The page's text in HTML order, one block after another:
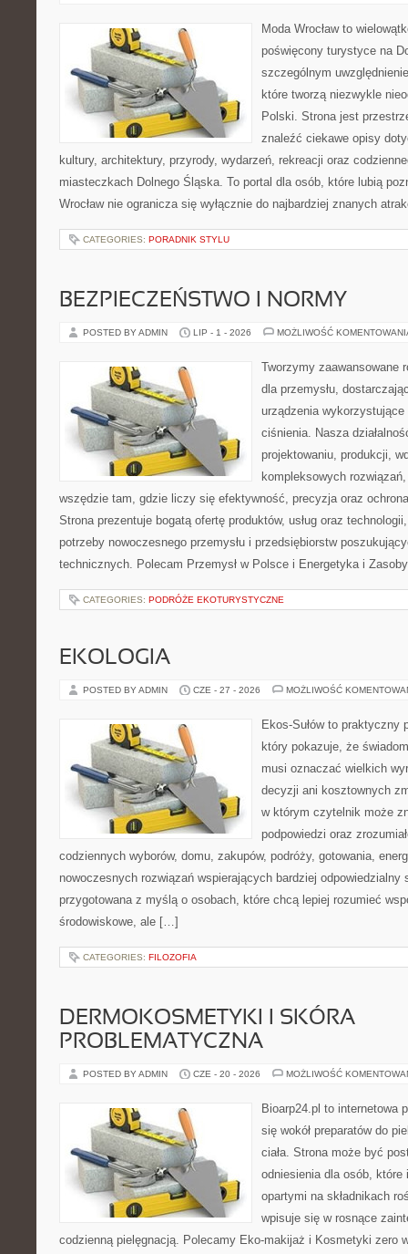
Moda Wrocław to
poświęcony turystyce na
szczególnym
które tworzą niezwykle
Polski. Strona jest
znaleźć ciekawe opisy
kultury, architektury, przyrody, wydarzeń, rekreacji oraz
miasteczkach Dolnego Śląska. To portal dla osób, które lubią
Wrocław nie ogranicza się wyłącznie do najbardziej znanych
CATEGORIES: PORADNIK STYLU
BEZPIECZEŃSTWO I NORMY
POSTED BY ADMIN LIP - 1 - 2026 MOŻLIWOŚĆ
Tworzymy zaawansowane
dla przemysłu,
urządzenia
ciśnienia. Nasza
projektowaniu, produkcji,
kompleksowych
wszędzie tam, gdzie liczy się efektywność, precyzja oraz
Strona prezentuje bogatą ofertę produktów, usług oraz
potrzeby nowoczesnego przemysłu i przedsiębiorstw
technicznych. Polecam Przemysł w Polsce i Energetyka i
CATEGORIES: PODRÓŻE EKOTURYSTYCZNE
EKOLOGIA
POSTED BY ADMIN CZE - 27 - 2026 MOŻLIWOŚĆ
Ekos-Sułów to praktyczny
który pokazuje, że
musi oznaczać wielkich
decyzji ani kosztownych
w którym czytelnik może
podpowiedzi oraz
codziennych wyborów, domu, zakupów, podróży, gotowania,
nowoczesnych rozwiązań wspierających bardziej odpowiedzialny
przygotowana z myślą o osobach, które chcą lepiej rozumieć
środowiskowe, ale […]
CATEGORIES: FILOZOFIA
DERMOKOSMETYKI I SKÓRA
PROBLEMATYCZNA
POSTED BY ADMIN CZE - 20 - 2026 MOŻLIWOŚĆ
Bioarp24.pl to internetowa
się wokół preparatów do
ciała. Strona może być
odniesienia dla osób,
opartymi na składnikach
wpisuje się w rosnące
codzienną pielęgnacją. Polecamy Eko-makijaż i Kosmetyki zero